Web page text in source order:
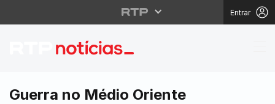
Entrar
Terror em Gaza.
Guerra no Médio Oriente